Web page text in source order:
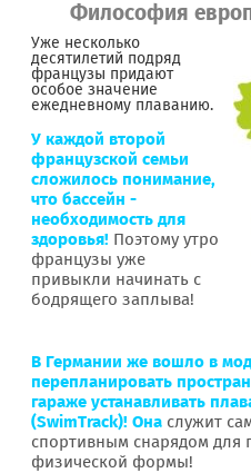
Философия
Уже несколько
десятилетий подряд
французы придают
особое значение
ежедневному плаванию.
У каждой второй
французской семьи
сложилось понимание,
что бассейн -
необходимость для
здоровья! Поэтому утро
французы уже
привыкли начинать с
бодрящего заплыва!
В Германии же вошло в
перепланировать
гараже устанавливать
(SwimTrack)! Она служит
спортивным снарядом для
физической формы!